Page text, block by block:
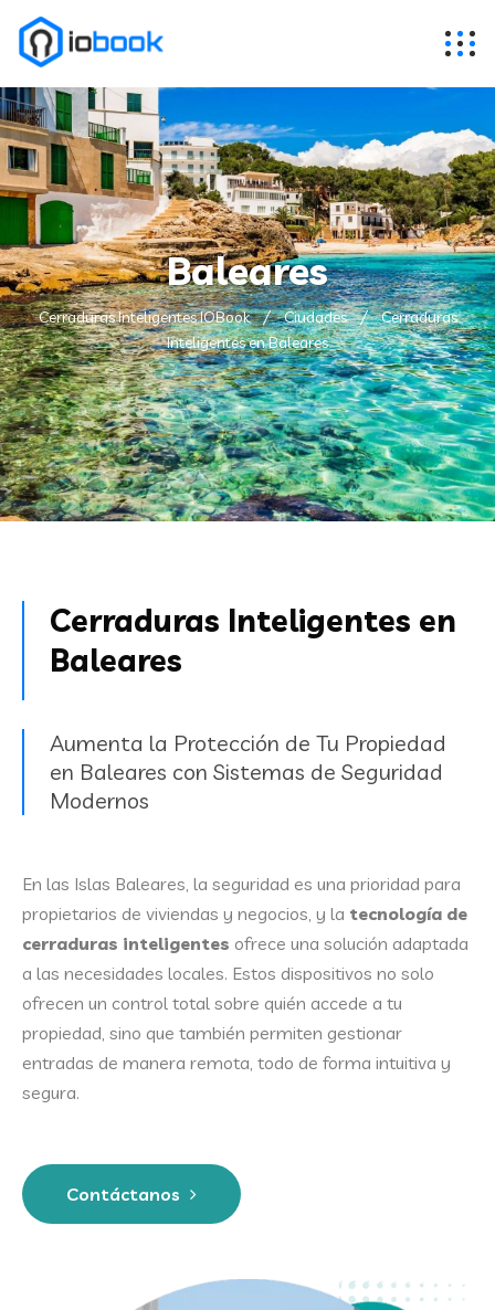
Baleares
Cerraduras Inteligentes IOBook Ciudades
Cerraduras
Inteligentes en Baleares
Cerraduras Inteligentes en
Baleares
Aumenta la Protección de Tu Propiedad
en Baleares con Sistemas de Seguridad
Modernos
En las Islas Baleares, la seguridad es una prioridad para
propietarios de viviendas y negocios, y la tecnología de
cerraduras inteligentes ofrece una solución adaptada
a las necesidades locales. Estos dispositivos no solo
ofrecen un control total sobre quién accede a tu
propiedad, sino que también permiten gestionar
entradas de manera remota, todo de forma intuitiva y
segura.
Contáctanos